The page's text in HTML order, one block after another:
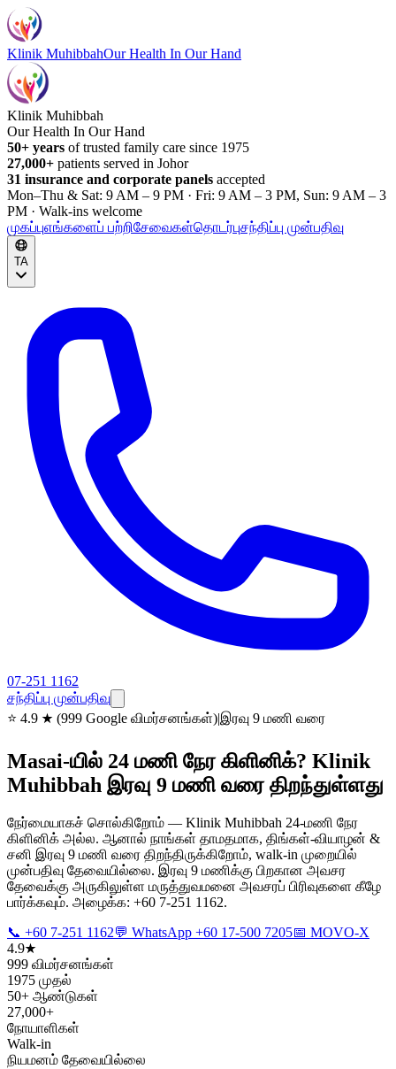
Klinik MuhibbahOur Health In Our Hand
Klinik Muhibbah
Our Health In Our Hand
50+ years of trusted family care since 1975
27,000+ patients served in Johor
31 insurance and corporate panels accepted
Mon–Thu & Sat: 9 AM – 9 PM · Fri: 9 AM – 3 PM, Sun: 9 AM – 3
PM · Walk-ins welcome
முகப்புஎங்களைப் பற்றிசேவைகள்தொடர்புசந்திப்பு முன்பதிவு
TA
07-251 1162
சந்திப்பு முன்பதிவு
⭐ 4.9 ★ (999 Google விமர்சனங்கள்)|இரவு 9 மணி வரை
Masai-யில் 24 மணி நேர கிளினிக்? Klinik
Muhibbah இரவு 9 மணி வரை திறந்துள்ளது
நேர்மையாகச் சொல்கிறோம் — Klinik Muhibbah 24-மணி நேர
கிளினிக் அல்ல. ஆனால் நாங்கள் தாமதமாக, திங்கள்-வியாழன் &
சனி இரவு 9 மணி வரை திறந்திருக்கிறோம், walk-in முறையில்
முன்பதிவு தேவையில்லை. இரவு 9 மணிக்கு பிறகான அவசர
தேவைக்கு அருகிலுள்ள மருத்துவமனை அவசரப் பிரிவுகளை கீழே
பார்க்கவும். அழைக்க: +60 7-251 1162.
📞 +60 7-251 1162💬 WhatsApp +60 17-500 7205📅 MOVO-X
4.9★
999 விமர்சனங்கள்
1975 முதல்
50+ ஆண்டுகள்
27,000+
நோயாளிகள்
Walk-in
நியமனம் தேவையில்லை